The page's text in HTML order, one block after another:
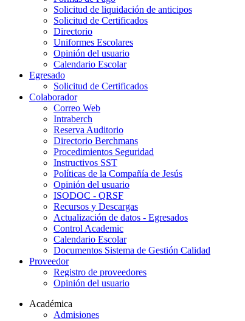
Solicitud de liquidación de anticipos
Solicitud de Certificados
Directorio
Uniformes Escolares
Opinión del usuario
Calendario Escolar
Egresado
Solicitud de Certificados
Colaborador
Correo Web
Intraberch
Reserva Auditorio
Directorio Berchmans
Procedimientos Seguridad
Instructivos SST
Políticas de la Compañía de Jesús
Opinión del usuario
ISODOC - QRSF
Recursos y Descargas
Actualización de datos - Egresados
Control Academic
Calendario Escolar
Documentos Sistema de Gestión Calidad
Proveedor
Registro de proveedores
Opinión del usuario
Académica
Admisiones